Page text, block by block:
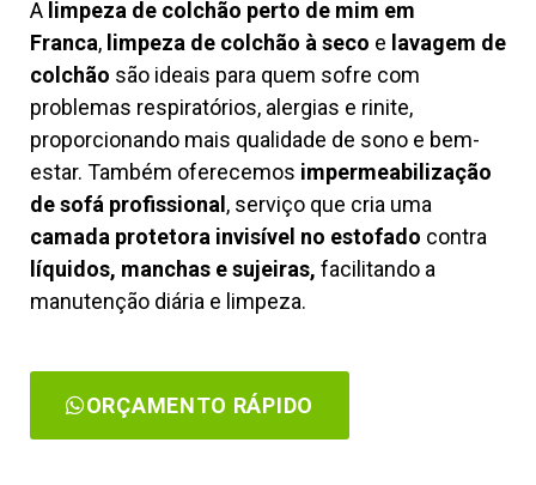
A limpeza de colchão perto de mim em
Franca, limpeza de colchão à seco e lavagem de
colchão são ideais para quem sofre com
problemas respiratórios, alergias e rinite,
proporcionando mais qualidade de sono e bem-
estar. Também oferecemos impermeabilização
de sofá profissional , serviço que cria uma
camada protetora invisível no estofado contra
líquidos, manchas e sujeiras, facilitando a
manutenção diária e limpeza.
ORÇAMENTO RÁPIDO